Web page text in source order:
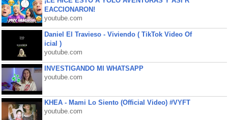
EACCIONARON!
youtube.com
Daniel El Travieso - Viviendo ( TikTok Video Of
icial )
youtube.com
INVESTIGANDO MI WHATSAPP
youtube.com
KHEA - Mami Lo Siento (Official Video) #VYFT
youtube.com